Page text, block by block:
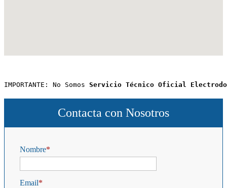
IMPORTANTE: No Somos Servicio Técnico Oficial
Contacta con Nosotros
Nombre
Email